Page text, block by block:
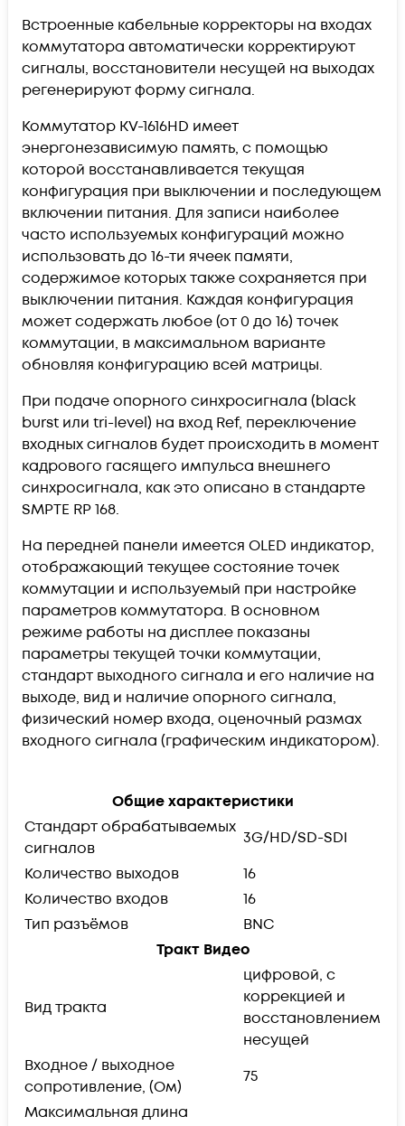
Встроенные кабельные корректоры на входах
коммутатора автоматически корректируют
сигналы, восстановители несущей на выходах
регенерируют форму сигнала.
Коммутатор KV-1616HD имеет
энергонезависимую память, с помощью
которой восстанавливается текущая
конфигурация при выключении и последующем
включении питания. Для записи наиболее
часто используемых конфигураций можно
использовать до 16-ти ячеек памяти,
содержимое которых также сохраняется при
выключении питания. Каждая конфигурация
может содержать любое (от 0 до 16) точек
коммутации, в максимальном варианте
обновляя конфигурацию всей матрицы.
При подаче опорного синхросигнала (black
burst или tri-level) на вход Ref, переключение
входных сигналов будет происходить в момент
кадрового гасящего импульса внешнего
синхросигнала, как это описано в стандарте
SMPTE RP 168.
На передней панели имеется OLED индикатор,
отображающий текущее состояние точек
коммутации и используемый при настройке
параметров коммутатора. В основном
режиме работы на дисплее показаны
параметры текущей точки коммутации,
стандарт выходного сигнала и его наличие на
выходе, вид и наличие опорного сигнала,
физический номер входа, оценочный размах
входного сигнала (графическим индикатором).
Общие характеристики
Стандарт обрабатываемых
сигналов
3G/HD/SD-SDI
Количество выходов
16
Количество входов
16
Тип разъёмов
BNC
Тракт Видео
Вид тракта
цифровой, с
коррекцией и
восстановлением
несущей
Входное / выходное
сопротивление, (Ом)
75
Максимальная длина